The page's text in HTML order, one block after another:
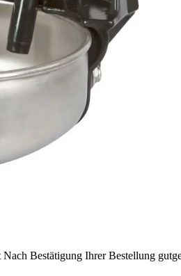
Nach Bestätigung Ihrer Bestellung